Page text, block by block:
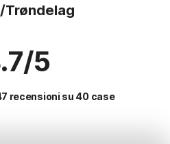
Trøndelag
5
recensioni su 40 case